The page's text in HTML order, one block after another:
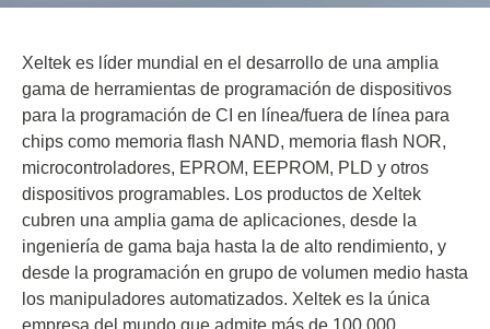
Xeltek es líder mundial en el desarrollo de una amplia
gama de herramientas de programación de dispositivos
para la programación de CI en línea/fuera de línea para
chips como memoria flash NAND, memoria flash NOR,
microcontroladores, EPROM, EEPROM, PLD y otros
dispositivos programables. Los productos de Xeltek
cubren una amplia gama de aplicaciones, desde la
ingeniería de gama baja hasta la de alto rendimiento, y
desde la programación en grupo de volumen medio hasta
los manipuladores automatizados. Xeltek es la única
empresa del mundo que admite más de 100.000